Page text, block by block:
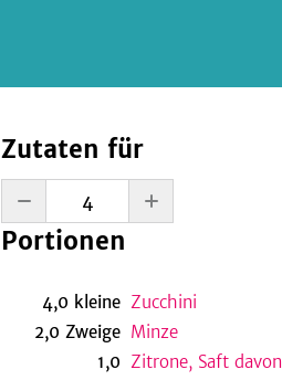
Zutaten für
Portionen
4,0 kleine Zucchini
2,0 Zweige Minze
1,0 Zitrone, Saft davon